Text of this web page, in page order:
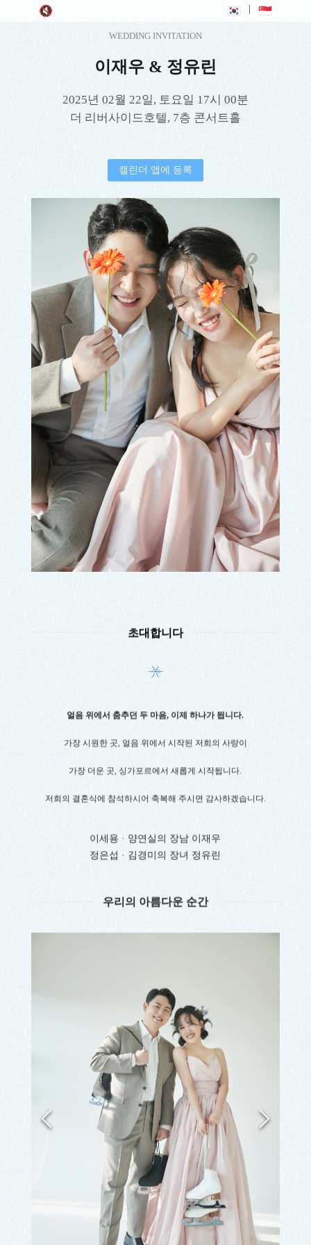
🔇 🇰🇷 🇸🇬
WEDDING INVITATION
이재우& 정유린
2025년 02월 22일, 토요일 17시 00분
더 리버사이드호텔, 7층 콘서트홀
캘린더 앱에 등록
초대합니다
얼음 위에서 춤추던 두 마음, 이제 하나가 됩니다.
가장 시원한 곳, 얼음 위에서 시작된 저희의 사랑이
가장 더운 곳, 싱가포르에서 새롭게 시작됩니다.
저희의 결혼식에 참석하시어 축복해 주시면 감사하겠습니다.
이세용 · 양연실 의 장남 이재우
정은섭 · 김경미 의 장녀 정유린
우리의 아름다운 순간